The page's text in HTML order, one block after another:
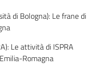
di Bologna): Le frane di
Le attività di ISPRA
Romagna